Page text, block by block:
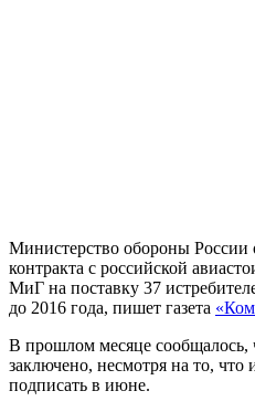
Министерство обороны России
контракта с российской
МиГ на поставку 37
до 2016 года, пишет газета
В прошлом месяце сообщалось,
заключено, несмотря на то, что
подписать в июне.